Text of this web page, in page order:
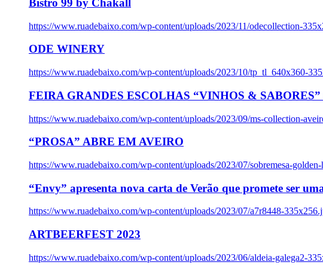
Bistro 99 by Chakall
https://www.ruadebaixo.com/wp-content/uploads/2023/11/odecollection-
ODE WINERY
https://www.ruadebaixo.com/wp-content/uploads/2023/10/tp_tl_640x360-
FEIRA GRANDES ESCOLHAS “VINHOS &
https://www.ruadebaixo.com/wp-content/uploads/2023/09/ms-collection-
“PROSA” ABRE EM AVEIRO
https://www.ruadebaixo.com/wp-content/uploads/2023/07/sobremesa-
“Envy” apresenta nova carta de Verão que promete ser
https://www.ruadebaixo.com/wp-content/uploads/2023/07/a7r8448-
ARTBEERFEST 2023
https://www.ruadebaixo.com/wp-content/uploads/2023/06/aldeia-galega2-